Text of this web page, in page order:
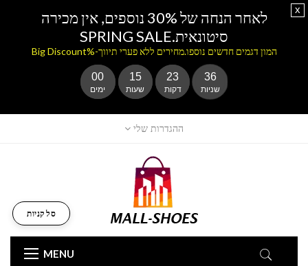
ההגדרות שלי
MENU
סל קניות
לאחר הנחה של 30% נוספים, אין מכירה
סיטונאית.SPRING SALE
המון דגמים חדשים נוספו.מחירים ללא פערי תיווך-%Big Discount
00
ימים
15
שעות
23
דקות
36
שניות
x